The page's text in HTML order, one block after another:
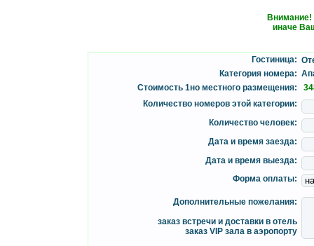
иначе
Гостиница:
Категория номера:
Стоимость 1но местного размещения:
Количество номеров этой категории:
Количество человек:
Дата и время заезда:
Дата и время выезда:
Форма оплаты:
Дополнительные пожелания:
заказ встречи и доставки в отель
заказ VIP зала в аэропорту